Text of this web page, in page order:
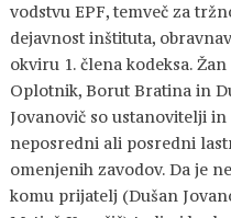
vodstvu EPF, temveč za
dejavnost inštituta,
okviru 1. člena kodeksa. Žan
Oplotnik, Borut Bratina in
Jovanovič so ustanovitelji in
neposredni ali posredni
omenjenih zavodov. Da je
komu prijatelj (Dušan